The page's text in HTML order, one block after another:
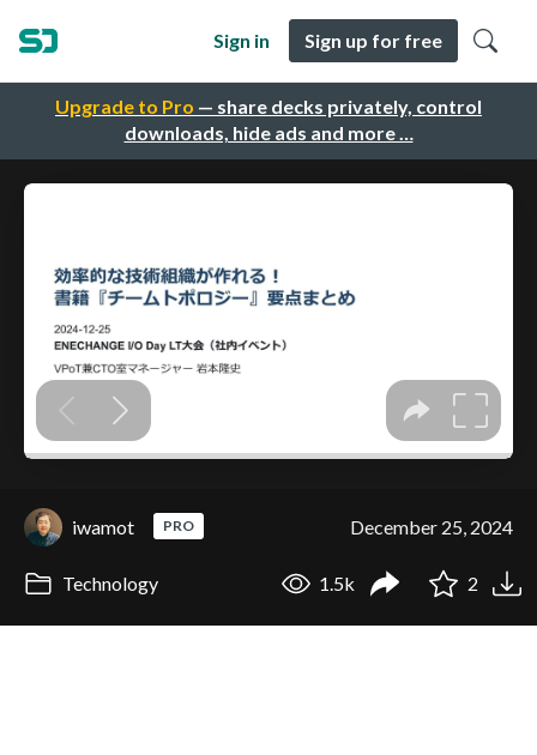
Upgrade to Pro — share decks privately, control
downloads, hide ads and more …
Sign in Sign up for free
iwamot PRO December 25, 2024
Technology 1.5k 2